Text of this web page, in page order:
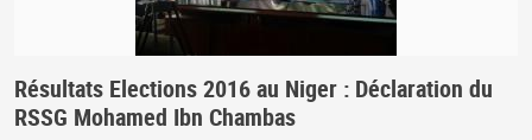
Résultats Elections 2016 au Niger : Déclaration du
RSSG Mohamed Ibn Chambas